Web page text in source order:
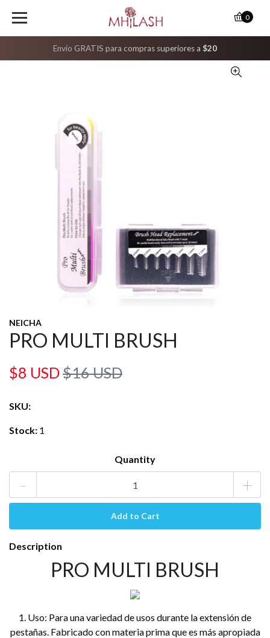
Envío GRATIS para compras superiores a $20
0
NEICHA
PRO MULTI BRUSH
$8 USD$16 USD
SKU:
Stock: 1
Quantity
- +
Description
PRO MULTI BRUSH
1. Uso: Para una variedad de usos durante la extensión de
pestañas. Fabricado con materia prima que es más apropiada